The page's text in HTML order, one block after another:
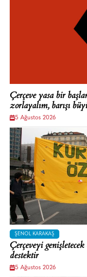
Çerçeve yasa bir
zorlayalım, barışı
5 Ağustos 2026
ŞENOL KARAKAŞ
Çerçeveyi
destektir
5 Ağustos 2026